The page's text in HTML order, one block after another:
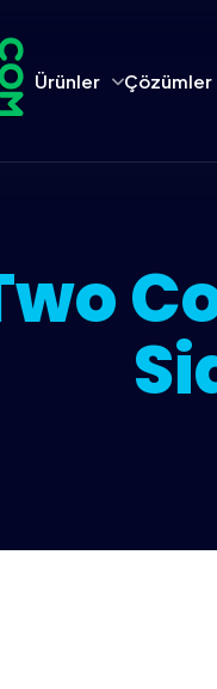
Ürünler Çözümler